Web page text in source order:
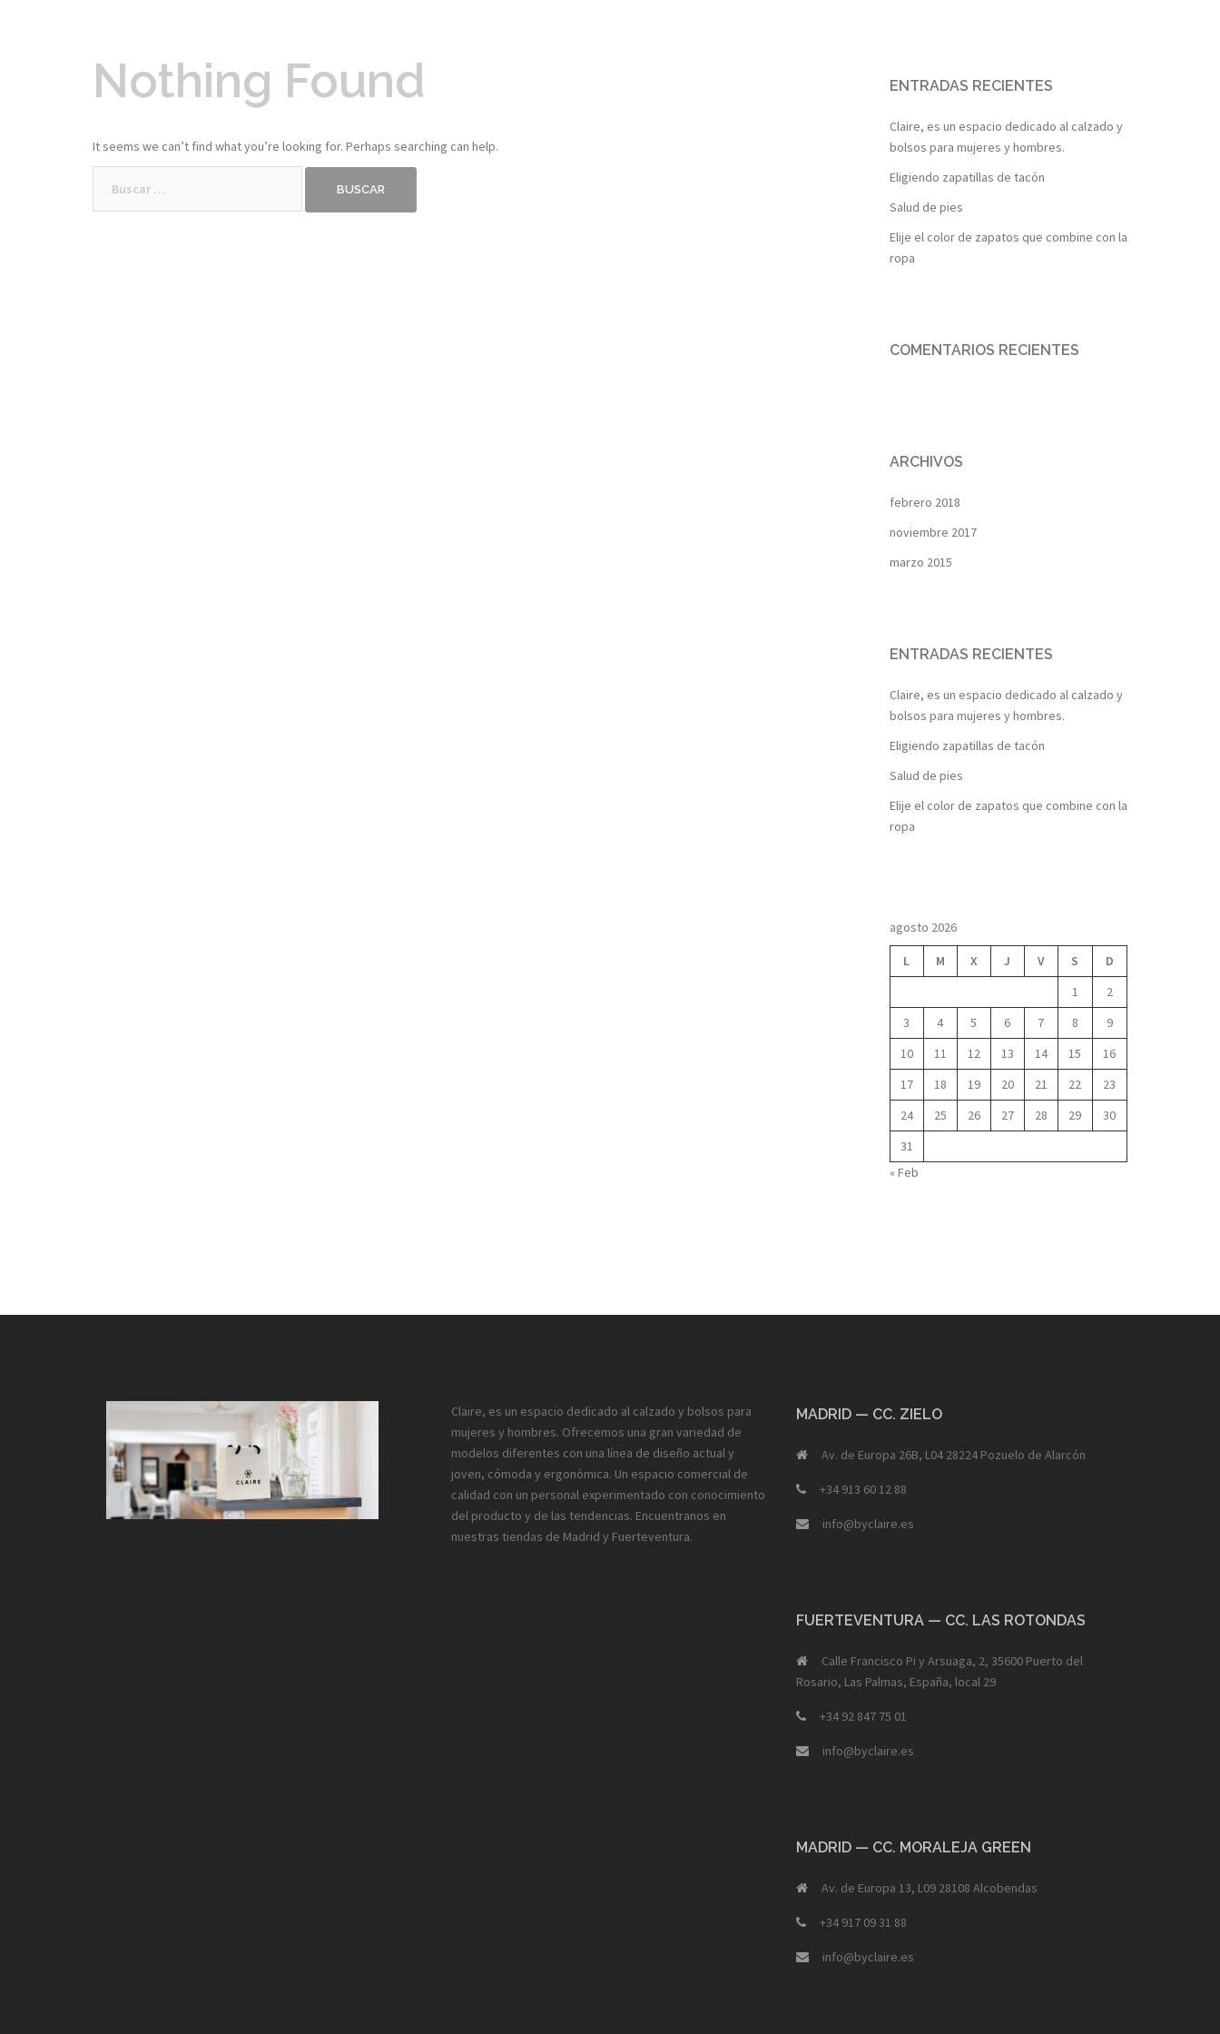
Nothing Found
It seems we can’t find what you’re looking for. Perhaps searching can help.
ENTRADAS RECIENTES
Claire, es un espacio dedicado al calzado y
bolsos para mujeres y hombres.
Eligiendo zapatillas de tacón
Salud de pies
Elije el color de zapatos que combine con la
ropa
COMENTARIOS RECIENTES
ARCHIVOS
febrero 2018
noviembre 2017
marzo 2015
ENTRADAS RECIENTES
Claire, es un espacio dedicado al calzado y
bolsos para mujeres y hombres.
Eligiendo zapatillas de tacón
Salud de pies
Elije el color de zapatos que combine con la
ropa
agosto 2026
L M X J V S
D
1
2
3
4 5 6 7 8
9
10
11 12 13 14 15
16
17
18 19 20 21 22
23
24
25 26 27 28 29
30
31
« Feb
Claire, es un espacio dedicado al calzado y bolsos para
mujeres y hombres. Ofrecemos una gran variedad de
modelos diferentes con una línea de diseño actual y
joven, cómoda y ergonómica. Un espacio comercial de
calidad con un personal experimentado con conocimiento
del producto y de las tendencias. Encuentranos en
nuestras tiendas de Madrid y Fuerteventura.
MADRID — CC. ZIELO
Av. de Europa 26B, L04 28224 Pozuelo de Alarcón
+34 913 60 12 88
info@byclaire.es
FUERTEVENTURA — CC. LAS ROTONDAS
Calle Francisco Pi y Arsuaga, 2, 35600 Puerto del
Rosario, Las Palmas, España, local 29
+34 92 847 75 01
info@byclaire.es
MADRID — CC. MORALEJA GREEN
Av. de Europa 13, L09 28108 Alcobendas
+34 917 09 31 88
info@byclaire.es